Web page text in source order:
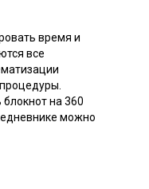
время и
все
на 360
можно